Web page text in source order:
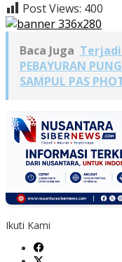
Post Views: 400
Baca Juga Terjadi
PEBAYURAN
SAMPUL PAS
Ikuti Kami